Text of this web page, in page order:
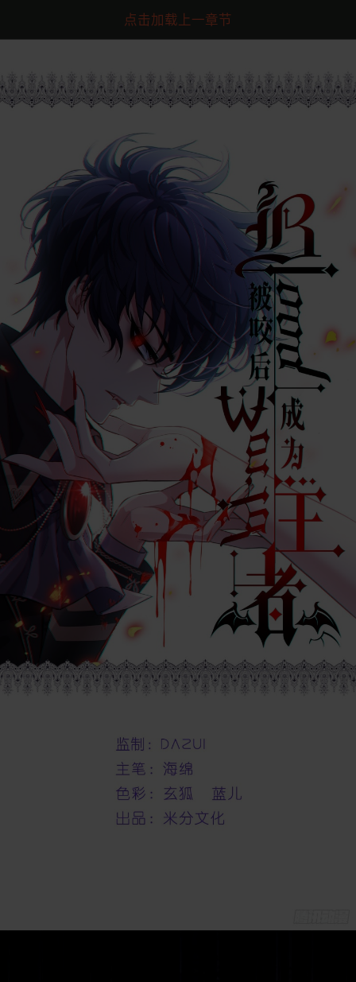
点击加载上一章节